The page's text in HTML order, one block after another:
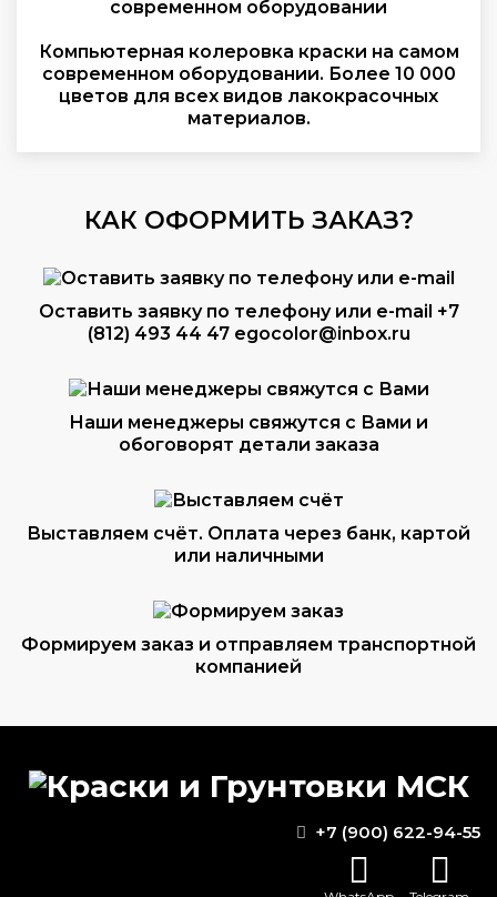
Компьютерная колеровка краски на самом
современном оборудовании. Более 10 000
цветов для всех видов лакокрасочных
материалов.
КАК ОФОРМИТЬ ЗАКАЗ?
Оставить заявку по телефону или e-mail +7
(812) 493 44 47 egocolor@inbox.ru
Наши менеджеры свяжутся с Вами и
обоговорят детали заказа
Выставляем счёт. Оплата через банк, картой
или наличными
Формируем заказ и отправляем транспортной
компанией
ВОПРОС-ОТВЕТ
+7 (900) 622-94-55